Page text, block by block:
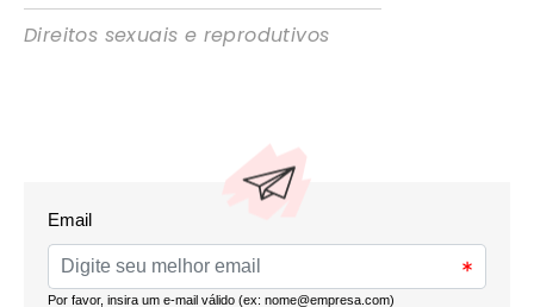
Direitos sexuais e reprodutivos